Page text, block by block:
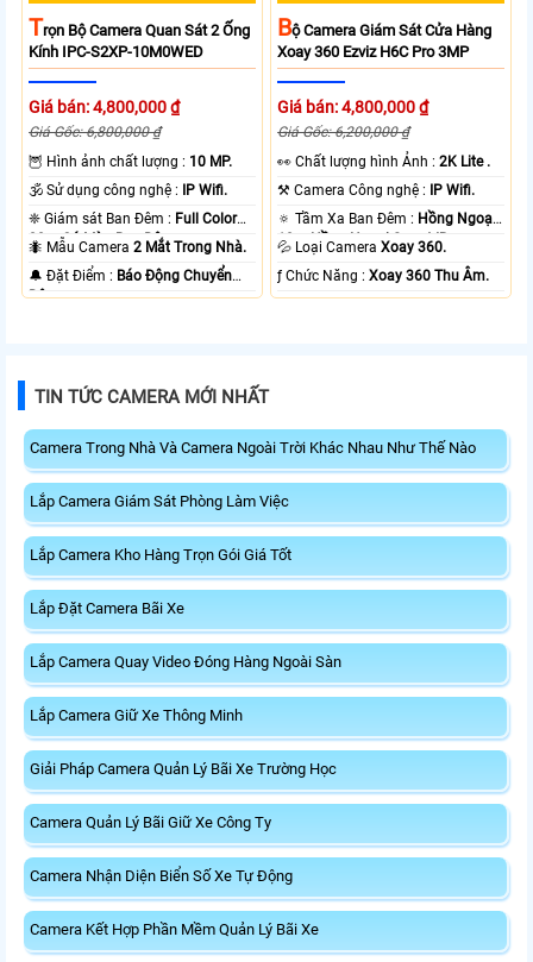
TRọn Bộ Camera Quan Sát 2 Ống
Kính IPC-S2XP-10M0WED
Giá bán: 4,800,000 ₫
Giá Gốc: 6,800,000 ₫
🦉 Hình ảnh chất lượng : 10 MP.
🕉️ Sử dụng công nghệ : IP Wifi.
❈ Giám sát Ban Đêm : Full Color
20m Có Màu Ban Ðêm.
🐜 Mẫu Camera2 Mắt Trong Nhà.
️🔔 Đặt Điểm : Báo Động Chuyển
Động.
BỘ Camera Giám Sát Cửa Hàng
Xoay 360 Ezviz H6C Pro 3MP
Giá bán: 4,800,000 ₫
Giá Gốc: 6,200,000 ₫
️👀 Chất lượng hình Ảnh :2K Lite .
⚒ Camera Công nghệ : IP Wifi.
🔅 Tầm Xa Ban Đêm : Hồng Ngoại
10m Hồng Ngoại Smart IR.
💦 Loại CameraXoay 360.
️ƒ Chức Năng :Xoay 360 Thu Âm.
TIN TỨC CAMERA MỚI NHẤT
Camera Trong Nhà Và Camera Ngoài Trời Khác Nhau Như Thế Nào
Lắp Camera Giám Sát Phòng Làm Việc
Lắp Camera Kho Hàng Trọn Gói Giá Tốt
Lắp Đặt Camera Bãi Xe
Lắp Camera Quay Video Đóng Hàng Ngoài Sàn
Lắp Camera Giữ Xe Thông Minh
Giải Pháp Camera Quản Lý Bãi Xe Trường Học
Camera Quản Lý Bãi Giữ Xe Công Ty
Camera Nhận Diện Biển Số Xe Tự Động
Camera Kết Hợp Phần Mềm Quản Lý Bãi Xe